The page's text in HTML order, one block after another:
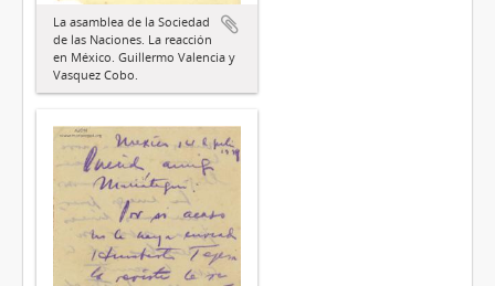
La asamblea de la Sociedad
de las Naciones. La reacción
en México. Guillermo Valencia y
Vasquez Cobo.